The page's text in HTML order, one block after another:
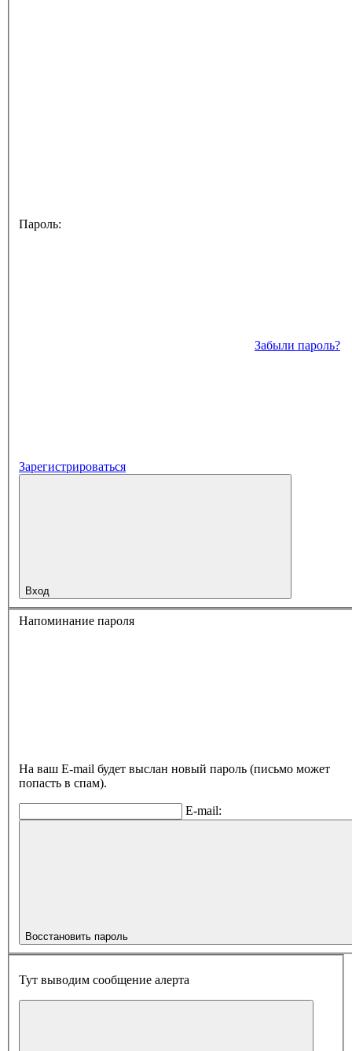
Пароль:
Забыли пароль?
Зарегистрироваться
Вход
Напоминание пароля
На ваш E-mail будет выслан новый пароль (письмо может
попасть в спам).
E-mail:
Восстановить пароль
Тут выводим сообщение алерта